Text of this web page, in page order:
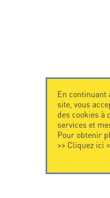
En continuant
site, vous
des cookies à
services et
Pour obtenir
>> Cliquez ici